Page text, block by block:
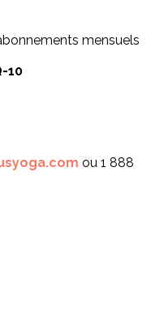
mensuels
10
ou 1 888